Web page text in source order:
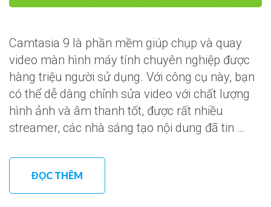
Camtasia 9 là phần mềm giúp chụp và quay
video màn hình máy tính chuyên nghiệp được
hàng triệu người sử dụng. Với công cụ này, bạn
có thể dễ dàng chỉnh sửa video với chất lượng
hình ảnh và âm thanh tốt, được rất nhiều
streamer, các nhà sáng tạo nội dung đã tin …
ĐỌC THÊM